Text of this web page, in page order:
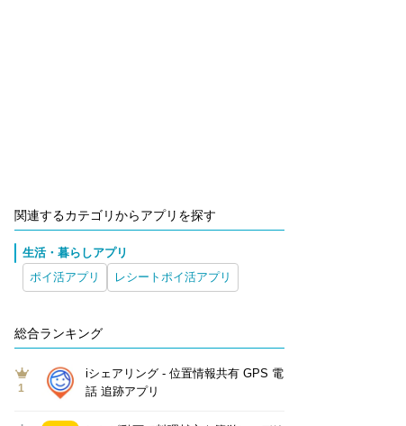
関連するカテゴリからアプリを探す
生活・暮らしアプリ
ポイ活アプリ
レシートポイ活アプリ
総合ランキング
1
iシェアリング - 位置情報共有 GPS 電
話 追跡アプリ